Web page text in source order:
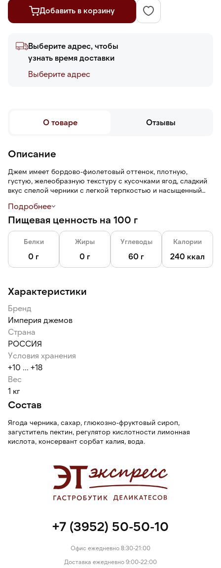
Добавить в корзину
Выберите адрес, чтобы
узнать время доставки
Выберите адреc
О товаре Отзывы
Описание
Джем имеет бордово-фиолетовый оттенок, плотную,
густую, желеобразную текстуру с кусочками ягод, сладкий
вкус спелой черники с легкой терпкостью и насыщенный
намазывается, не растекается.
Подробнее
Пищевая ценность на 100 г
Белки
0 г
Жиры
0 г
Углеводы
60 г
Калории
240 ккал
Характеристики
Бренд
Империя джемов
Страна
РОССИЯ
Условия хранения
+10 ... +18
Вес
1 кг
Состав
Ягода черника, сахар, глюкозно-фруктовый сироп,
загуститель пектин, регулятор кислотности лимонная
кислота, консервант сорбат калия, вода.
+7 (3952) 50-50-10
Офис ежедневно 8:30-21:00
Доставка ежедневно 9:00-22:00